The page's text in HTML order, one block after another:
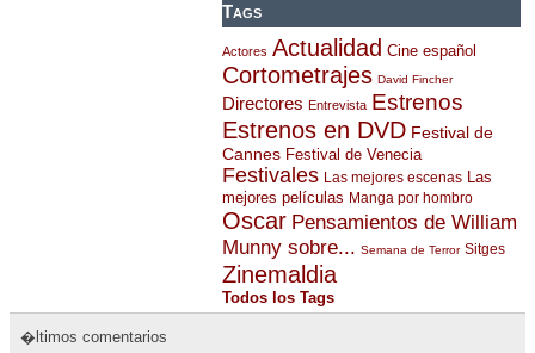
Tags
Actores Actualidad Cine español
Cortometrajes David Fincher
Directores Entrevista Estrenos
Estrenos en DVD Festival de
Cannes Festival de Venecia
Festivales Las mejores escenas Las
mejores películas Manga por hombro
Oscar Pensamientos de William
Munny sobre... Semana de Terror Sitges
Zinemaldia
Todos los Tags
�ltimos comentarios